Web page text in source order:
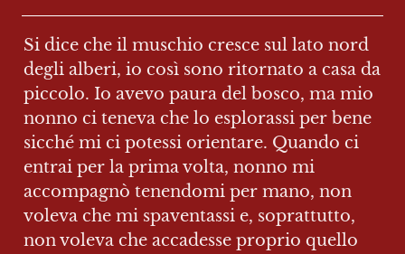
Si dice che il muschio cresce sul lato nord
degli alberi, io così sono ritornato a casa da
piccolo. Io avevo paura del bosco, ma mio
nonno ci teneva che lo esplorassi per bene
sicché mi ci potessi orientare. Quando ci
entrai per la prima volta, nonno mi
accompagnò tenendomi per mano, non
voleva che mi spaventassi e, soprattutto,
non voleva che accadesse proprio quello